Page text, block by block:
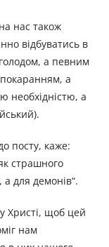
нас також
відбуватись в
а певним
а
необхідністю, а
посту, каже:
страшного
для демонів“.
Христі, щоб цей
нам